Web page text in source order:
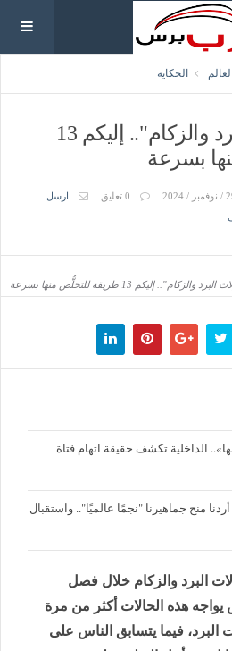
الحكاية
موسم "نزلات البرد والزكام".. إليكم 13
بسرعة
0 تعليق
ارسل
إليكم 13 طريقة للتخلُّص منها بسرعة
الداخلية تكشف حقيقة اتهام فتاة
منح جماهيرنا "نجمًا عالميًا".. واستقبال
البرد والزكام خلال فصل
يواجه هذه الحالات أكثر من مرة
فيما يتسابق الناس على